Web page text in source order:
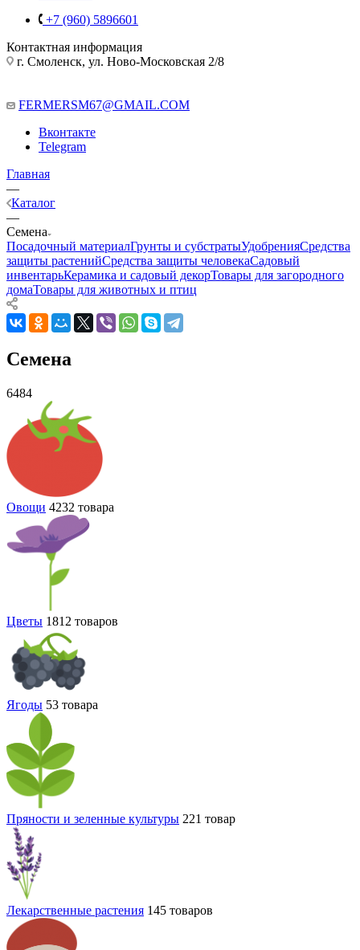
+7 (960) 5896601
Контактная информация
г. Смоленск, ул. Ново-Московская 2/8
FERMERSM67@GMAIL.COM
Вконтакте
Telegram
Главная
—
Каталог
—
Семена
Посадочный материалГрунты и субстратыУдобренияСредства
защиты растенийСредства защиты человекаСадовый
инвентарьКерамика и садовый декорТовары для загородного
домаТовары для животных и птиц
Семена
6484
Овощи 4232 товара
Цветы 1812 товаров
Ягоды 53 товара
Пряности и зеленные культуры 221 товар
Лекарственные растения 145 товаров